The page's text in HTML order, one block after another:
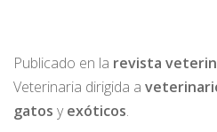
Publicado en la revista
Veterinaria dirigida a
gatos yexóticos.